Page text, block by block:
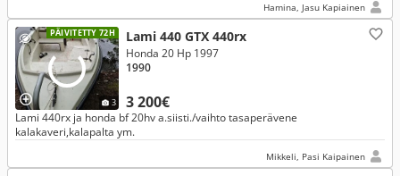
Hamina, Jasu Kapiainen
PÄIVITETTY 72H
3
Lami 440 GTX 440rx
3 200€
Honda 20 Hp 1997
1990
Lami 440rx ja honda bf 20hv a.siisti./vaihto tasaperävene
kalakaveri,kalapalta ym.
Mikkeli, Pasi Kaipainen